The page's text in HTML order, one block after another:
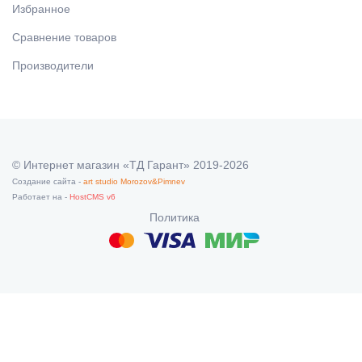
Избранное
Сравнение товаров
Производители
© Интернет магазин «ТД Гарант» 2019-2026
Создание сайта - art studio Morozov&Pimnev
Работает на - HostCMS v6
Политика